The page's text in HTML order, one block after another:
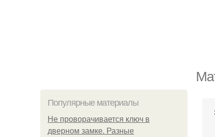
Популярные материалы
Не проворачивается ключ в
дверном замке. Разные